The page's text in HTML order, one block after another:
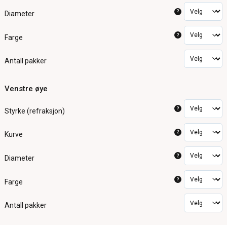
Diameter ?
Farge ?
Antall pakker
Venstre øye
Styrke (refraksjon) ?
Kurve ?
Diameter ?
Farge ?
Antall pakker